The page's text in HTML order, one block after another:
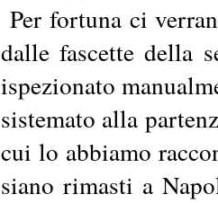
Per fortuna ci
dalle fascette della
ispezionato
sistemato alla
cui lo abbiamo
siano rimasti a